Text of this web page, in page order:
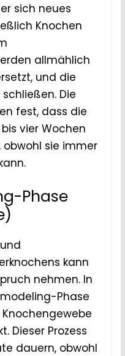
sich neues
Knochen
allmählich
und die
Die
fest, dass die
vier Wochen
sie immer
Phase
kann
nehmen. In
Phase
Dieser Prozess
dauern, obwohl